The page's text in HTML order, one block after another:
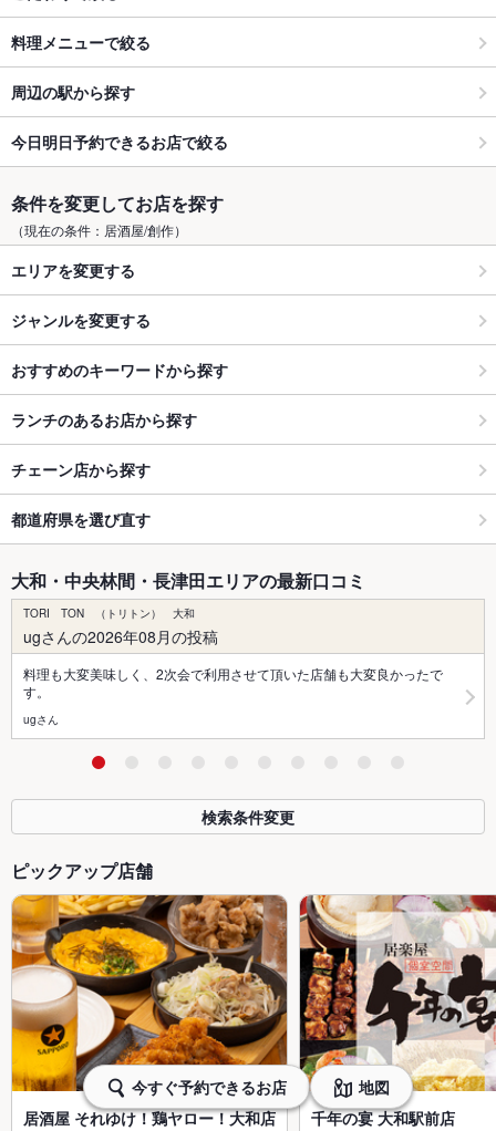
料理メニューで絞る
周辺の駅から探す
今日明日予約できるお店で絞る
条件を変更してお店を探す
（現在の条件：居酒屋/創作）
エリアを変更する
ジャンルを変更する
おすすめのキーワードから探す
ランチのあるお店から探す
チェーン店から探す
都道府県を選び直す
大和・中央林間・長津田エリアの最新口コミ
TORI TON （トリトン） 大和
ugさんの2026年08月の投稿
料理も大変美味しく、2次会で利用させて頂いた店舗も大変良かったで
す。
ugさん
検索条件変更
ピックアップ店舗
居酒屋 それゆけ！鶏ヤロー！大和店 千年の宴 大和駅前店
今すぐ予約できるお店 地図